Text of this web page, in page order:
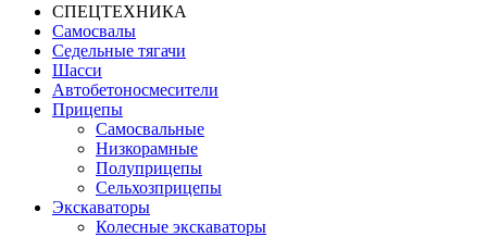
СПЕЦТЕХНИКА
Самосвалы
Седельные тягачи
Шасси
Автобетоно­смесители
Прицепы
Самосвальные
Низкорамные
Полуприцепы
Сельхозприцепы
Экскаваторы
Колесные экскаваторы